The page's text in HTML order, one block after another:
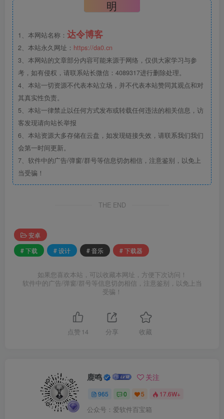
明
1、本网站名称： 达令博客
2、本站永久网址： https://da0.cn
3、本网站的文章部分内容可能来源于网络，仅供大家学习与参
考，如有侵权，请联系站长微信：4089317进行删除处理。
4、本站一切资源不代表本站立场，并不代表本站赞同其观点和对
其真实性负责。
5、本站一律禁止以任何方式发布或转载任何违法的相关信息，访
客发现请向站长举报
6、本站资源大多存储在云盘，如发现链接失效，请联系我们我们
会第一时间更新。
7、软件中的广告/弹窗/群号等信息切勿相信，注意鉴别，以免上
当受骗！
THE END
安卓
# 下载
# 设计 # 音乐 # 下载器
如果您喜欢本站，可以收藏本网址，方便下次访问！
软件中的广告/弹窗/群号等信息切勿相信，注意鉴别，以免上当
受骗！
点赞 14 分享 收藏
鹿鸣 关注
965 0 5 17.6W+
公众号：爱软件百宝箱